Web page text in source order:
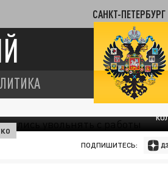
САНКТ-ПЕТЕРБУРГ
ПОДПИШИТЕСЬ: